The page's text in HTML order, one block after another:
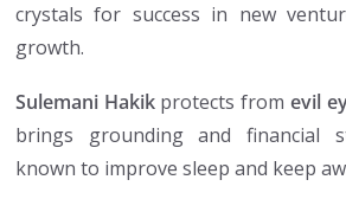
crystals for success in new
growth.
Sulemani Hakikprotects from evil
brings grounding and financial
known to improve sleep and keep